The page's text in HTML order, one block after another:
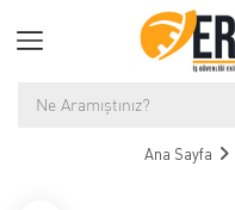
Ana Sayfa